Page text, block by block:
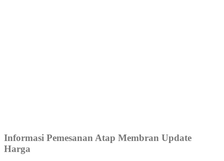
Informasi Pemesanan Atap Membran Update
Harga